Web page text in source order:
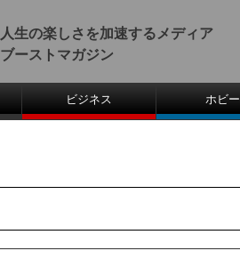
人生の楽しさを加速するメディア
ブーストマガジン
ビジネス ホビー